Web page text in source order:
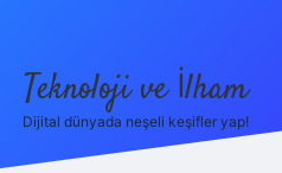
Teknoloji ve İlham
Dijital dünyada neşeli keşifler yap!